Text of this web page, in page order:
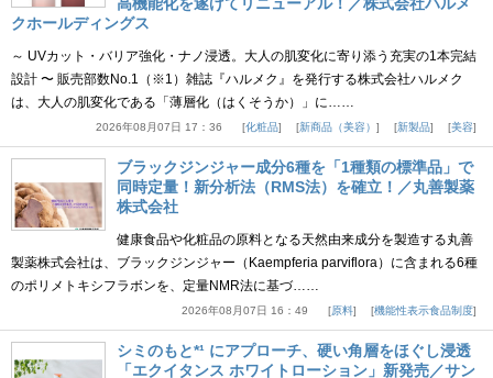
クホールディングス
～ UVカット・バリア強化・ナノ浸透。大人の肌変化に寄り添う充実の1本完結
設計 〜 販売部数No.1（※1）雑誌『ハルメク』を発行する株式会社ハルメク
は、大人の肌変化である「薄層化（はくそうか）」に……
2026年08月07日 17：36 化粧品 新商品（美容） 新製品 美容
ブラックジンジャー成分6種を「1種類の標準品」で
同時定量！新分析法（RMS法）を確立！／丸善製薬
株式会社
健康食品や化粧品の原料となる天然由来成分を製造する丸善
製薬株式会社は、ブラックジンジャー（Kaempferia parviflora）に含まれる6種
のポリメトキシフラボンを、定量NMR法に基づ……
2026年08月07日 16：49 原料 機能性表示食品制度
シミのもと*¹ にアプローチ、硬い角層をほぐし浸透
「エクイタンス ホワイトローション」新発売／サン